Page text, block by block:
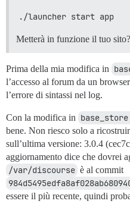
./launcher start app
Metterà in funzione il tuo sito?
Prima della mia modifica in
l’accesso al forum da un
l’errore di sintassi nel log.
Con la modifica in
bene. Non riesco solo a
sull’ultima versione: 3.0.4
aggiornamento dice che dovrei
/var/discourse è al commit
essere il più recente, quindi